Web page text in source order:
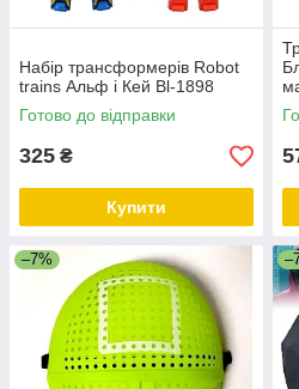
Набір трансформерів Robot
trains Альф і Кей Bl-1898
Готово до відправки
325 ₴
Купити
–7%